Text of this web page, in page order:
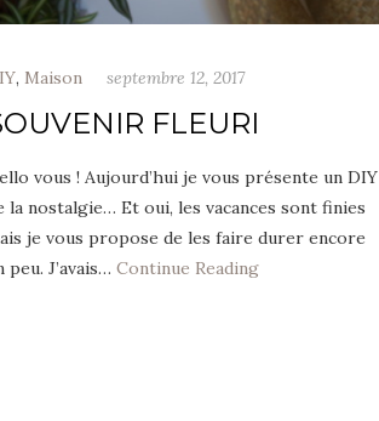
, Maison septembre 12, 2017
FLEURI
vous ! Aujourd’hui je vous présente un DIY
la nostalgie… Et oui, les vacances sont finies
je vous propose de les faire durer encore
peu. J’avais… Continue Reading